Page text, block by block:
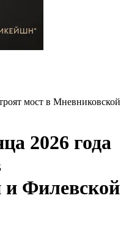
мост в Мневниковской
2026 года
Филевской